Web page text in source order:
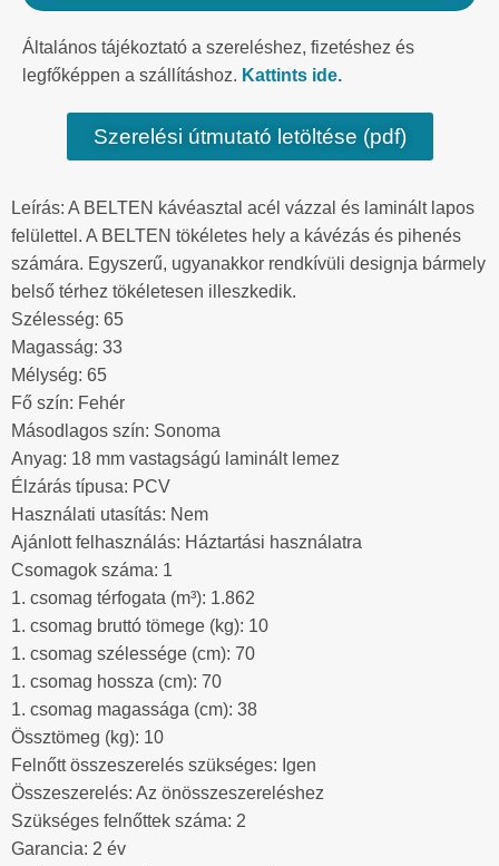
Általános tájékoztató a szereléshez, fizetéshez és
legfőképpen a szállításhoz. Kattints ide.
Szerelési útmutató letöltése (pdf)
Leírás: A BELTEN kávéasztal acél vázzal és laminált lapos
felülettel. A BELTEN tökéletes hely a kávézás és pihenés
számára. Egyszerű, ugyanakkor rendkívüli designja bármely
belső térhez tökéletesen illeszkedik.
Szélesség: 65
Magasság: 33
Mélység: 65
Fő szín: Fehér
Másodlagos szín: Sonoma
Anyag: 18 mm vastagságú laminált lemez
Élzárás típusa: PCV
Használati utasítás: Nem
Ajánlott felhasználás: Háztartási használatra
Csomagok száma: 1
1. csomag térfogata (m³): 1.862
1. csomag bruttó tömege (kg): 10
1. csomag szélessége (cm): 70
1. csomag hossza (cm): 70
1. csomag magassága (cm): 38
Össztömeg (kg): 10
Felnőtt összeszerelés szükséges: Igen
Összeszerelés: Az önösszeszereléshez
Szükséges felnőttek száma: 2
Garancia: 2 év